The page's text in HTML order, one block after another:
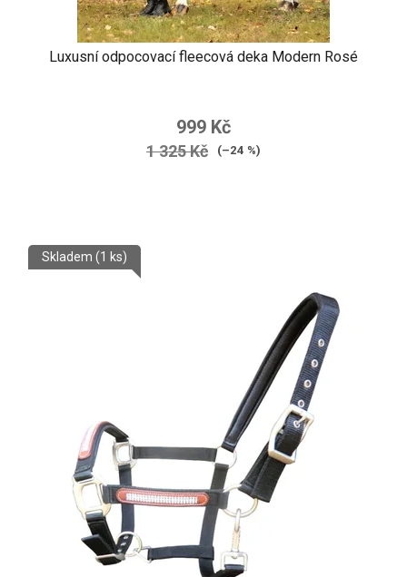
Luxusní odpocovací fleecová deka Modern Rosé
999 Kč
1 325 Kč (–24 %)
Skladem (1 ks)